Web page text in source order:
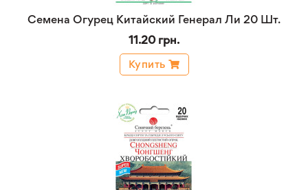
Семена Огурец Китайский Генерал Ли 20 Шт.
11.20 грн.
Купить